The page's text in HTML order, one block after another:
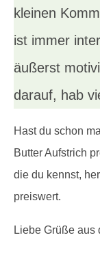
kleinen
ist immer
äußerst
darauf, hab
Hast du schon
Butter Aufstrich
die du kennst,
preiswert.
Liebe Grüße aus